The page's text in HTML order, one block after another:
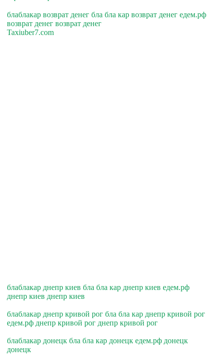
блаблакар возврат денег бла бла кар возврат денег едем.рф
возврат денег возврат денег
Taxiuber7.com
блаблакар днепр киев бла бла кар днепр киев едем.рф
днепр киев днепр киев
блаблакар днепр кривой рог бла бла кар днепр кривой рог
едем.рф днепр кривой рог днепр кривой рог
блаблакар донецк бла бла кар донецк едем.рф донецк
донецк